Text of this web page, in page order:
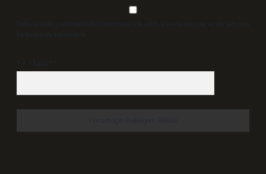
Daha sonraki yorumlarımda kullanılması için adım, e-posta adresim ve site adresim
bu tarayıcıya kaydedilsin.
5 + 3 kaçtır?